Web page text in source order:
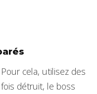
cela, utilisez des
détruit, le boss